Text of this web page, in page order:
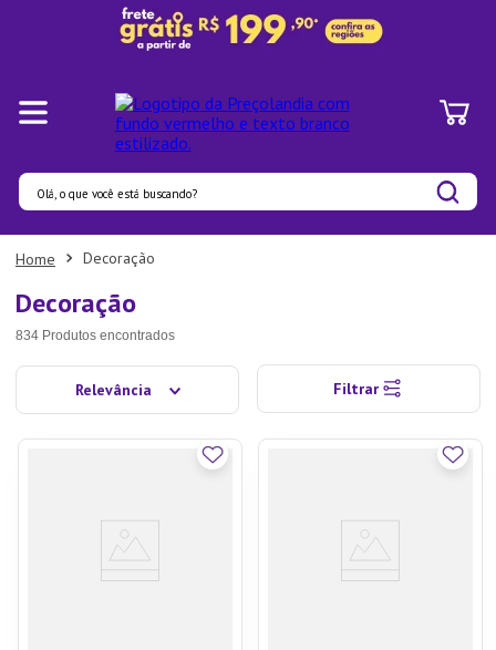
Olá, o que você está buscando?
Decoração
Decoração
834 Produtos
Relevância Filtrar
Termos mais buscados
Panelas
3º
Organizadores
Bambu
5º
Prato
Xicara
Tapete